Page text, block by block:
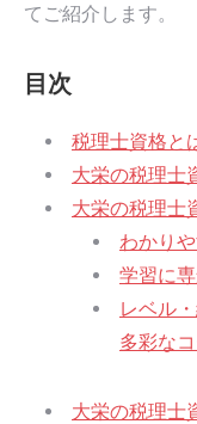
てご紹介します。
目次
税理士資格と
大栄の税理士
大栄の税理士
わかり
学習に
レベル
多彩な
大栄の税理士